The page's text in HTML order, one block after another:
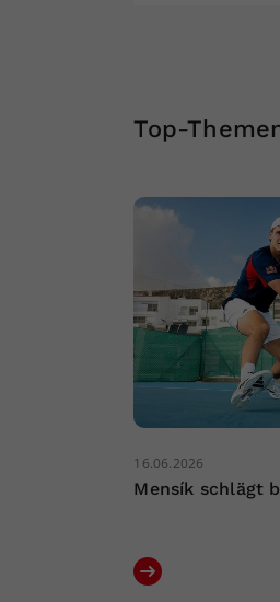
Top-
16.06.2026
Mensík schlägt